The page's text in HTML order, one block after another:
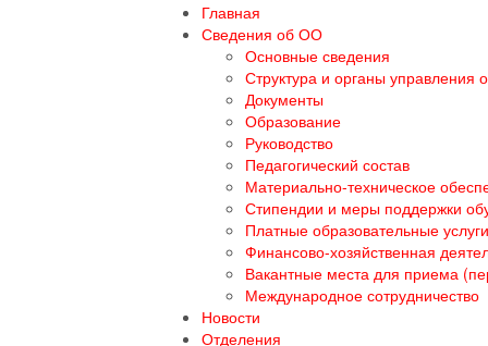
Главная
Сведения об ОО
Основные сведения
Структура и органы управления
Документы
Образование
Руководство
Педагогический состав
Материально-техническое
Стипендии и меры поддержки
Платные образовательные услуги
Финансово-хозяйственная
Вакантные места для приема
Международное сотрудничество
Новости
Отделения